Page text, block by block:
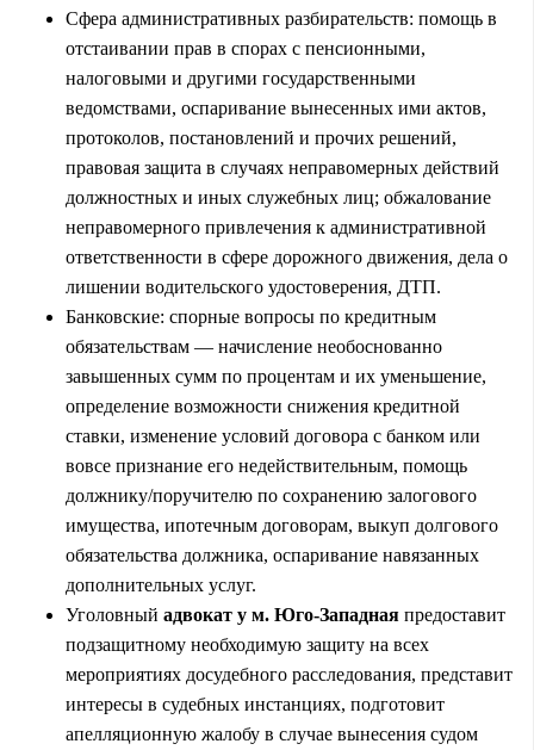
Сфера административных разбирательств: помощь в
отстаивании прав в спорах с пенсионными,
налоговыми и другими государственными
ведомствами, оспаривание вынесенных ими актов,
протоколов, постановлений и прочих решений,
правовая защита в случаях неправомерных действий
должностных и иных служебных лиц; обжалование
неправомерного привлечения к административной
ответственности в сфере дорожного движения, дела о
лишении водительского удостоверения, ДТП.
Банковские: спорные вопросы по кредитным
обязательствам — начисление необоснованно
завышенных сумм по процентам и их уменьшение,
определение возможности снижения кредитной
ставки, изменение условий договора с банком или
вовсе признание его недействительным, помощь
должнику/поручителю по сохранению залогового
имущества, ипотечным договорам, выкуп долгового
обязательства должника, оспаривание навязанных
дополнительных услуг.
Уголовный адвокат у м. Юго-Западная предоставит
подзащитному необходимую защиту на всех
мероприятиях досудебного расследования, представит
интересы в судебных инстанциях, подготовит
апелляционную жалобу в случае вынесения судом